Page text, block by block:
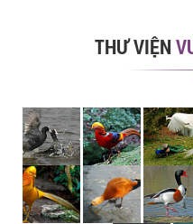
THƯ VIỆN